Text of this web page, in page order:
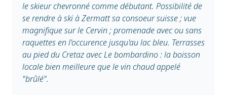
le skieur chevronné comme débutant. Possibilité de
se rendre à ski à Zermatt sa consoeur suisse ; vue
magnifique sur le Cervin ; promenade avec ou sans
raquettes en l'occurence jusqu'au lac bleu. Terrasses
au pied du Cretaz avec Le bombardino : la boisson
locale bien meilleure que le vin chaud appelé
"brûlé".